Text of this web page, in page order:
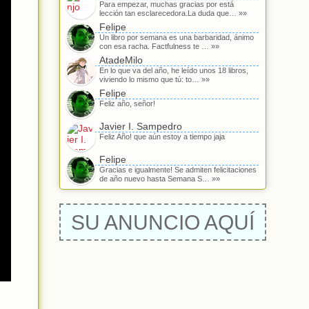
Para empezar, muchas gracias por está
lección tan esclarecedora.La duda que… »»
Felipe
Un libro por semana es una barbaridad, ánimo
con esa racha. Factfulness te … »»
AtadeMilo
En lo que va del año, he leído unos 18 libros,
viviendo lo mismo que tú: to… »»
Felipe
Feliz año, señor!
Javier I. Sampedro
Feliz Año! que aún estoy a tiempo jaja
Felipe
Gracias e igualmente! Se admiten felicitaciones
de año nuevo hasta Semana S… »»
SU ANUNCIO AQUÍ